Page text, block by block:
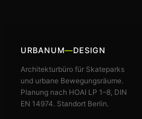
URBANUM—DESIGN
Architekturbüro für Skateparks
und urbane Bewegungsräume.
Planung nach HOAI LP 1–8, DIN
EN 14974. Standort Berlin.